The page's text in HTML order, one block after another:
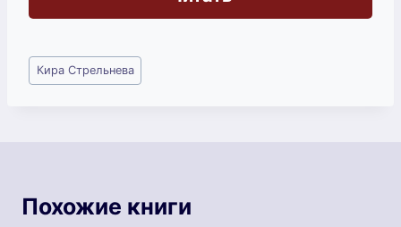
Метки
записи:
Кира Стрельнева
Похожие книги